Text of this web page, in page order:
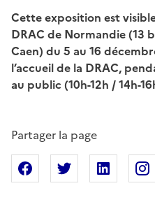
Cette exposition est
DRAC de Normandie (13
Caen) du 5 au 16
l’accueil de la DRAC,
au public (10h-12h / 14h-
Partager la page
Partager sur Facebook
Partager sur X